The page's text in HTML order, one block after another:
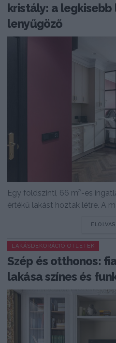
kristály: a legkisebb
lenyűgöző
Egy földszinti, 66 m²-es
értékű lakást hoztak létre. A
LAKÁSDEKORÁCIÓ ÖTLETEK
Szép és otthonos:
lakása színes és